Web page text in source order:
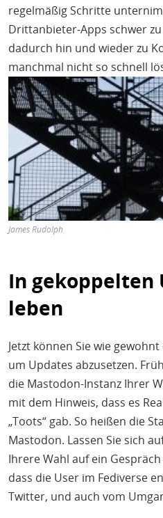
regelmäßig Schritte
Drittanbieter-Apps schwer
dadurch hin und wieder zu
manchmal nicht so schnell
James Rudolph
In gekoppelten
leben
Jetzt können Sie wie
um Updates abzusetzen.
die Mastodon-Instanz Ihrer
mit dem Hinweis, dass es
„Toots“ gab. So heißen die
Mastodon. Lassen Sie sich
Ihrere Wahl auf ein
dass die User im Fediverse
Twitter, und auch vom